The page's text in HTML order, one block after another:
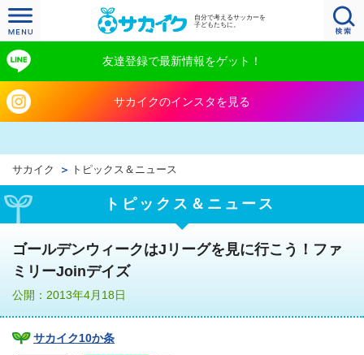
自分で考えるサッカーを
子どもたちに。
友達登録で最新情報をゲット！
サカイクのインスタを見る
サカイク トピックス＆ニュース
トピックス＆ニュース
ゴールデンウィークはJリーグを見に行こう！ファ
ミリーJoinデイズ
公開：2013年4月18日
サカイク10か条